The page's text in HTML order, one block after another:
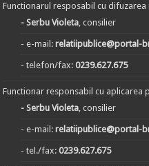
Functionarul resposabil cu
- Serbu Violeta, consilier
- e-mail:relatiipublice@portal-
- telefon/fax:0239.627.675
Functionar responsabil cu aplicarea
- Serbu Violeta, consilier
- e-mail:relatiipublice@portal-
- tel./fax:0239.627.675